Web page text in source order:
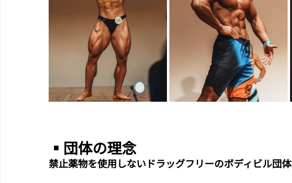
▪︎団体の理念
禁止薬物を使用しないドラッグフリーのボディビル団体